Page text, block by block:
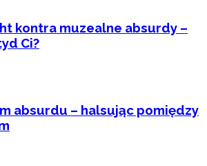
kontra muzealne absurdy –
Ci?
absurdu – halsując pomiędzy